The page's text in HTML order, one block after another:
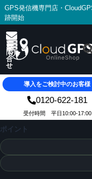
GPS発信機専門店・
跡開始
導入をご検討中のお客様
0120-622-181
受付時間 平日10:00-17:00
ポイント